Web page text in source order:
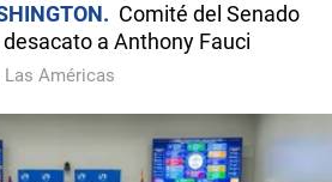
Comité del Senado
a Anthony Fauci
Las Américas